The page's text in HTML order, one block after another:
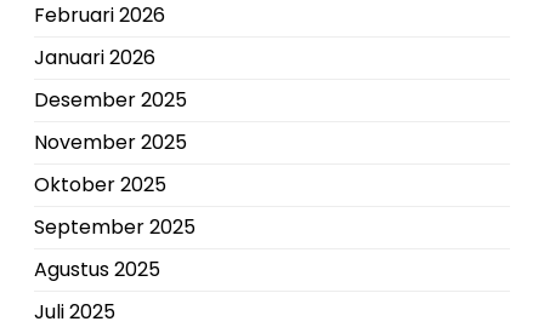
Februari 2026
Januari 2026
Desember 2025
November 2025
Oktober 2025
September 2025
Agustus 2025
Juli 2025